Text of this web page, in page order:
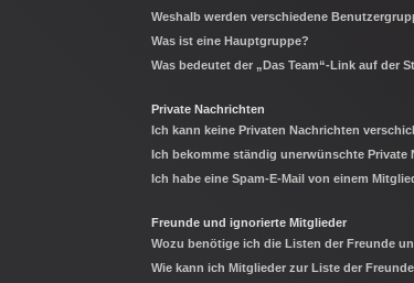
Weshalb werden verschiedene
Was ist eine Hauptgruppe?
Was bedeutet der „Das Team“-Link auf der
Private Nachrichten
Ich kann keine Privaten Nachrichten
Ich bekomme ständig unerwünschte Private
Ich habe eine Spam-E-Mail von einem
Freunde und ignorierte Mitglieder
Wozu benötige ich die Listen der Freunde
Wie kann ich Mitglieder zur Liste der